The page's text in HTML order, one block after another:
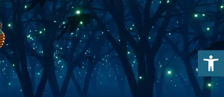
Skip
content
פתח סרגל נגישות